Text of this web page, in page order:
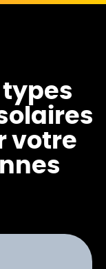
votre